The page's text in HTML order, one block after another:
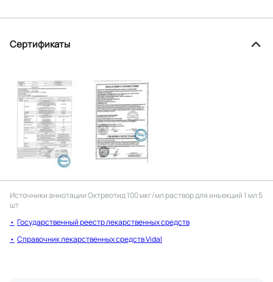
Сертификаты
Источники аннотацииОктреотид 100 мкг/мл раствор для инъекций 1 мл 5
шт
Государственный реестр лекарственных средств
Справочник лекарственных средств Vidal